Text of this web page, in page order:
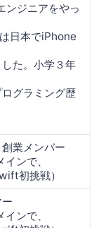
ジニアをやっ
日本でiPhone
た。小学３年
グラミング歴
業メンバー
ンで、
初挑戦）
ンで、